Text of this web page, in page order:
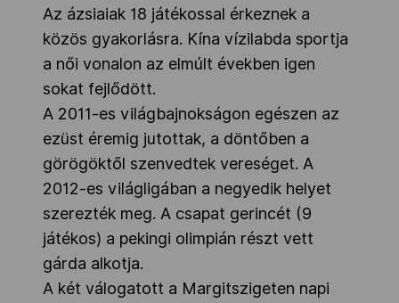
Az ázsiaiak 18 játékossal érkeznek a
közös gyakorlásra. Kína vízilabda sportja
a női vonalon az elmúlt években igen
sokat fejlődött.
A 2011-es világbajnokságon egészen az
ezüst éremig jutottak, a döntőben a
görögöktől szenvedtek vereséget. A
2012-es világligában a negyedik helyet
szerezték meg. A csapat gerincét (9
játékos) a pekingi olimpián részt vett
gárda alkotja.
A két válogatott a Margitszigeten napi